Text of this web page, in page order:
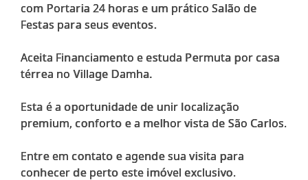
com Portaria 24 horas e um prático Salão de
Festas para seus eventos.
Aceita Financiamento e estuda Permuta por casa
térrea no Village Damha.
Esta é a oportunidade de unir localização
premium, conforto e a melhor vista de São Carlos.
Entre em contato e agende sua visita para